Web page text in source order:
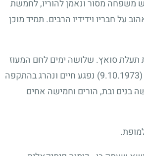
משפחה מסור ונאמן להוריו, לחמשת
על חבריו וידידיו הרבים. תמיד מוכן
תעלת סואץ. שלושה ימים לחם המעוז
(9.10.1973)
נפגע חיים ונהרג בהתקפה
בנים ובת, הורים וחמישה אחים